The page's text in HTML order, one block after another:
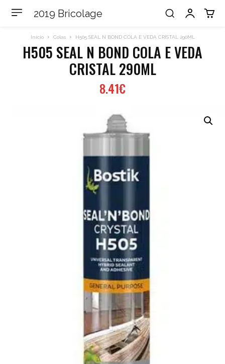
2019 Bricolage
Início Colas H505 SEAL N BOND COLA E VEDA CRISTAL 290ML
H505 SEAL N BOND COLA E VEDA
CRISTAL 290ML
8.41€